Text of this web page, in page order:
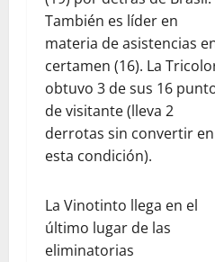
También es líder en
materia de asistencias
certamen (16). La
obtuvo 3 de sus 16
de visitante (lleva 2
derrotas sin convertir en
esta condición).
La Vinotinto llega en el
último lugar de las
eliminatorias